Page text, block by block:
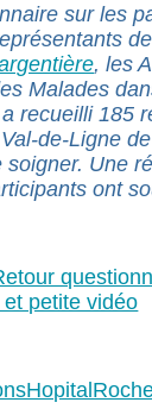
sur les
, les
Malades
recueilli 185
de-Ligne
Une
ont
petite vidéo